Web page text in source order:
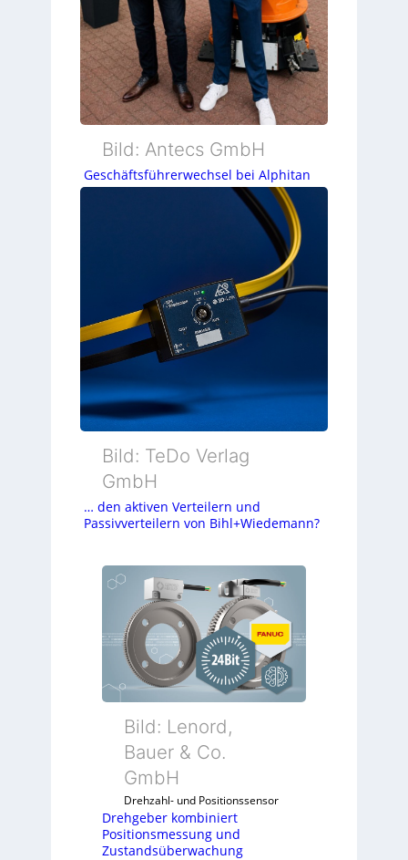
Bild: Antecs GmbH
Geschäftsführerwechsel bei Alphitan
Bild: TeDo Verlag
GmbH
… den aktiven Verteilern und
Passivverteilern von Bihl+Wiedemann?
Bild: Lenord,
Bauer & Co.
GmbH
Drehzahl- und Positionssensor
Drehgeber kombiniert
Positionsmessung und
Zustandsüberwachung